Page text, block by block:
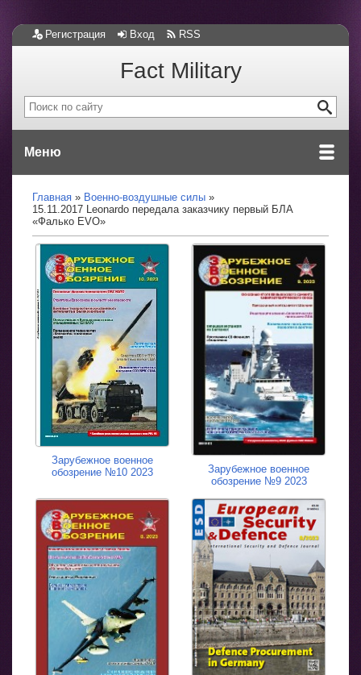
Регистрация Вход RSS
Fact Military
Меню
Главная
Военно-воздушные силы
15.11.2017 Leonardo передала заказчику первый БЛА
«Фалько EVO»
Зарубежное военное
обозрение №10 2023
Зарубежное военное
обозрение №9 2023